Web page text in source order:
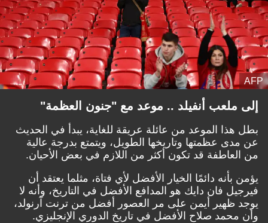
AFP
إلى ملعب أنفيلد .. موعد مع "جنون العظمة"
بطل هذا الموعد من عائلة عريقة للغاية، يبدأ في الحديث
عن مدى عظمتها وتاريخها الطويل، ويتمتع بدرجة عالية
من العاطفة قد تكون أكثر من اللازم في بعض الأحيان.
يؤمن بأنه دائمًا الخيار الأفضل لأي فتاة، مثلما يعتقد أن
فيرجيل فان دايك هو المدافع الأفضل في التاريخ، وأنه لا
يوجد ظهير أيمن على مر العصور أفضل من ترنت آرنولد،
وأن محمد صلاح الأفضل في تاريخ الدوري الإنجليزي.